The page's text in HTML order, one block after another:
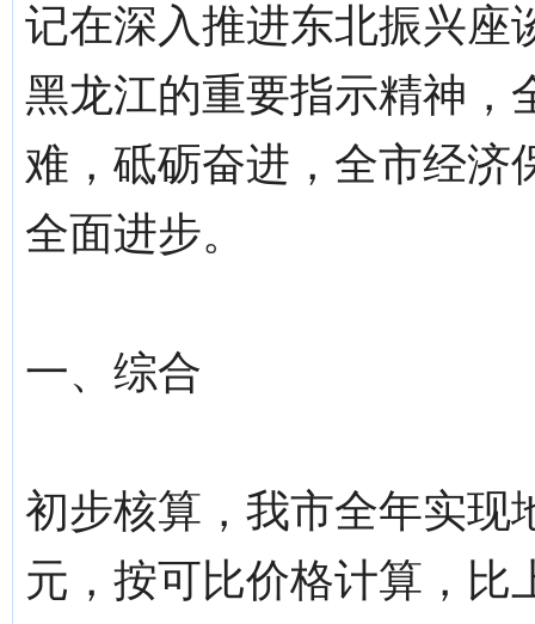
记在深入推进东北振兴座
黑龙江的重要指示精神，
难，砥砺奋进，全市经济
全面进步。
一、综合
初步核算，我市全年实现
元，按可比价格计算，比